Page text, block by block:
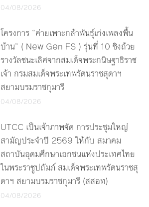
04/08/2026
โครงการ “ค่ายเพาะกล้าพันธุ์เก่งเพลงพื้น
บ้าน” ( New Gen FS ) รุ่นที่ 10 ชิงถ้วย
รางวัลชนะเลิศจากสมเด็จพระกนิษฐาธิราช
เจ้า กรมสมเด็จพระเทพรัตนราชสุดาฯ
สยามบรมราชกุมารี
04/08/2026
UTCC เป็นเจ้าภาพจัด การประชุมใหญ่
สามัญประจำปี 2569 ให้กับ สมาคม
สถาบันอุดมศึกษาเอกชนแห่งประเทศไทย
ในพระราชูปถัมภ์ สมเด็จพระเทพรัตนราชสุ
ดาฯ สยามบรมราชกุมารี (สสอท)
04/08/2026